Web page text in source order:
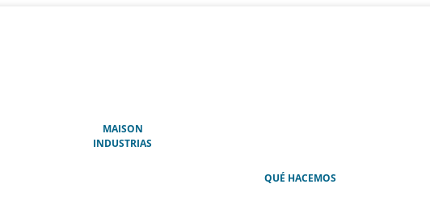
MAISON(ACTUAL)
INDUSTRIAS
QUÉ HACEMOS